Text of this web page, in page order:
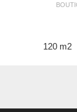
120 m2